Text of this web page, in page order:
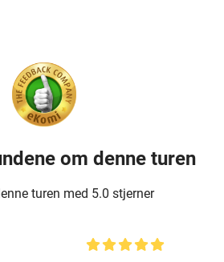
om denne turen
turen med 5.0 stjerner